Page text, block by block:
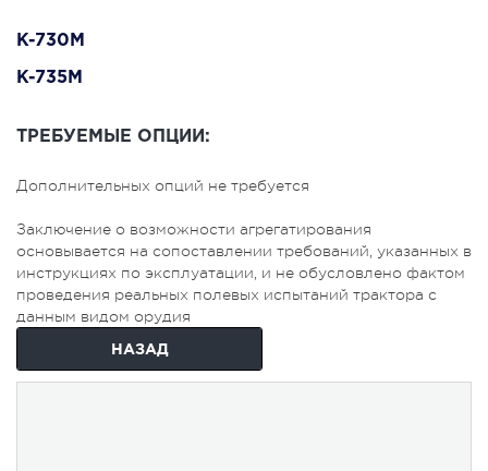
K-730M
K-735M
ТРЕБУЕМЫЕ ОПЦИИ:
Дополнительных опций не требуется
Заключение о возможности агрегатирования
основывается на сопоставлении требований, указанных в
инструкциях по эксплуатации, и не обусловлено фактом
проведения реальных полевых испытаний трактора с
данным видом орудия
НАЗАД